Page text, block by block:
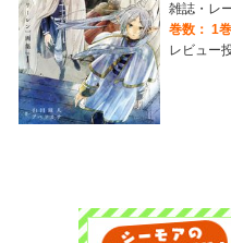
雑誌・レ
巻数： 1巻
レビュー